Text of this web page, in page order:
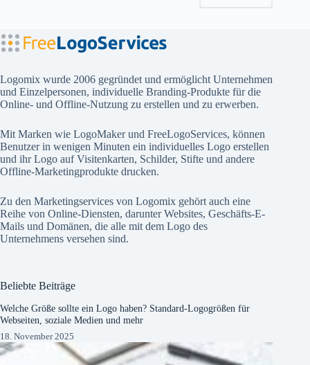
Logomix wurde 2006 gegründet und ermöglicht Unternehmen
und Einzelpersonen, individuelle Branding-Produkte für die
Online- und Offline-Nutzung zu erstellen und zu erwerben.
Mit Marken wie LogoMakerund FreeLogoServices, können
Benutzer in wenigen Minuten ein individuelles Logo erstellen
und ihr Logo auf Visitenkarten, Schilder, Stifte und andere
Offline-Marketingprodukte drucken.
Zu den Marketingservices von Logomix gehört auch eine
Reihe von Online-Diensten, darunter Websites, Geschäfts-E-
Mails und Domänen, die alle mit dem Logo des
Unternehmens versehen sind.
Beliebte Beiträge
Welche Größe sollte ein Logo haben? Standard-Logogrößen für
Webseiten, soziale Medien und mehr
18. November 2025